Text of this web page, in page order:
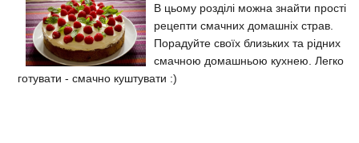
В цьому розділі можна знайти прості
рецепти смачних домашніх страв.
Порадуйте своїх близьких та рідних
смачною домашньою кухнею. Легко
готувати - смачно куштувати :)